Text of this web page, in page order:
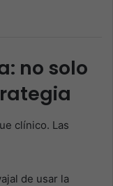
no solo
clínico. Las
de usar la